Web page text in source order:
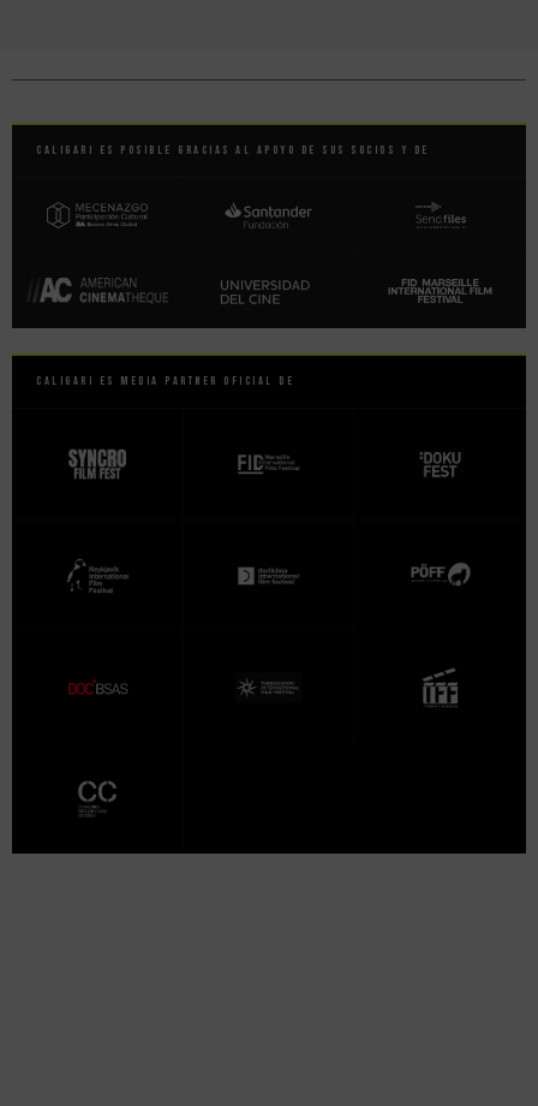
Caligari es posible gracias al apoyo de sus socios y de
Caligari es Media Partner Oficial de